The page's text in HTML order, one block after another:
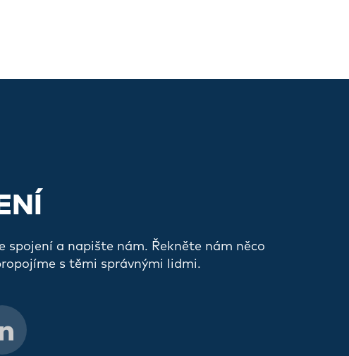
spojení a napište nám. Řekněte nám něco
s těmi správnými lidmi.